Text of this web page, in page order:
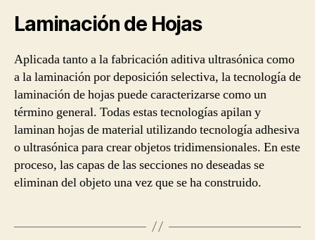
Laminación de Hojas
Aplicada tanto a la fabricación aditiva ultrasónica como
a la laminación por deposición selectiva, la tecnología de
laminación de hojas puede caracterizarse como un
término general. Todas estas tecnologías apilan y
laminan hojas de material utilizando tecnología adhesiva
o ultrasónica para crear objetos tridimensionales. En este
proceso, las capas de las secciones no deseadas se
eliminan del objeto una vez que se ha construido.